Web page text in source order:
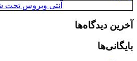
آنتی ویروس تحت
آخرین دیدگاه‌ها
بایگانی‌ها